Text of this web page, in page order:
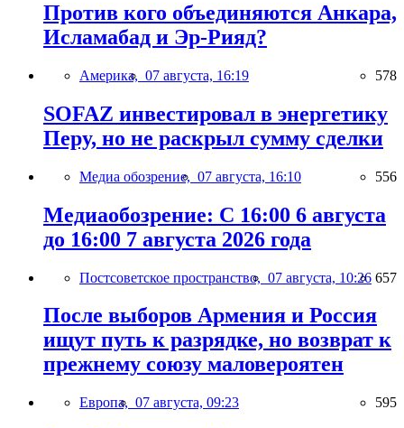
Против кого объединяются Анкара,
Исламабад и Эр-Рияд?
Америка, 07 августа, 16:19 578
SOFAZ инвестировал в энергетику
Перу, но не раскрыл сумму сделки
Медиа обозрение, 07 августа, 16:10 556
Медиаобозрение: С 16:00 6 августа
до 16:00 7 августа 2026 года
Постсоветское пространство, 07 августа, 10:26 657
После выборов Армения и Россия
ищут путь к разрядке, но возврат к
прежнему союзу маловероятен
Европа, 07 августа, 09:23 595